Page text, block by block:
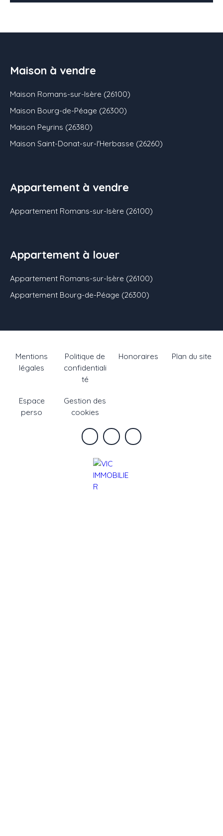
Maison à vendre
Maison Romans-sur-Isère (26100)
Maison Bourg-de-Péage (26300)
Maison Peyrins (26380)
Maison Saint-Donat-sur-l'Herbasse (26260)
Appartement à vendre
Appartement Romans-sur-Isère (26100)
Appartement à louer
Appartement Romans-sur-Isère (26100)
Appartement Bourg-de-Péage (26300)
Mentions
légales
Politique de
confidentiali
té
Honoraires Plan du site
Espace
perso
Gestion des
cookies